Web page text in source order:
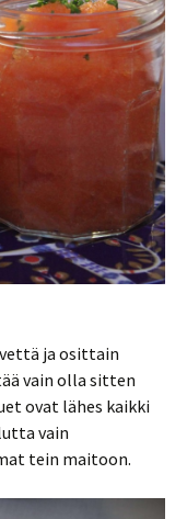
ja osittain
vain olla sitten
ovat lähes kaikki
vain
tein maitoon.